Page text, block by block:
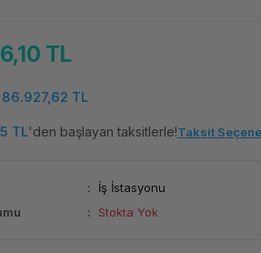
TL
86.927,62 TL
TL'den başlayan taksitlerle!Taksit
İş İstasyonu
Stokta Yok